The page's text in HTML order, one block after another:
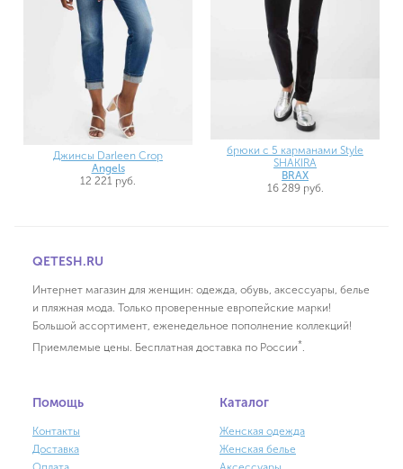
Джинсы Darleen Crop
Angels
12 221 руб.
брюки с 5 карманами Style
SHAKIRA
BRAX
16 289 руб.
QETESH.RU
Интернет магазин для женщин: одежда, обувь, аксессуары, белье
и пляжная мода. Только проверенные европейские марки!
Большой ассортимент, еженедельное пополнение коллекций!
Приемлемые цены. Бесплатная доставка по России*.
Помощь
Контакты
Доставка
Каталог
Женская одежда
Женская белье